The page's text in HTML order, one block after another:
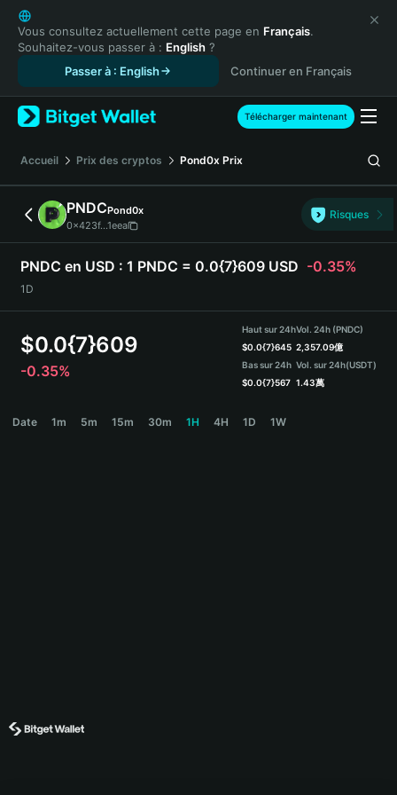
English
日本語
Tiếng Việt
Español (Latinoamérica)
Türkçe
Français
Deutsch
简体中文
繁體中文
Português (Portugal)
Bahasa Indonesia
ภาษาไทย
हिन्दी
Español
Português (Brasil)
Vous consultez actuellement cette page en Français.
Souhaitez-vous passer à : English ?
Passer à : English
Continuer en Français
Télécharger maintenant
Accueil Prix des cryptos Pond0x Prix
PNDCPond0x
0x423f...1eea
Risques
PNDC en USD : 1 PNDC = 0.0{7}609 USD -0.35%
1D
$0.0{7}609
-0.35%
Haut sur 24h
$0.0{7}645
Bas sur 24h
$0.0{7}567
Vol. 24h (PNDC)
2,357.09億
Vol. sur 24h(USDT)
1.43萬
Date 1m 5m 15m 30m 1H 4H 1D 1W